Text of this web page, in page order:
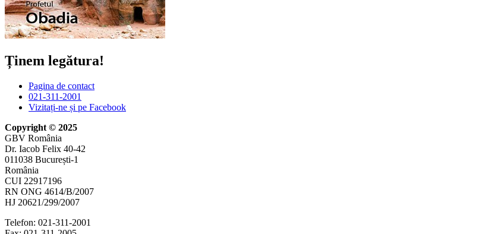
Ținem legătura!
Pagina de contact
021-311-2001
Vizitați-ne și pe Facebook
Copyright © 2025
GBV România
Dr. Iacob Felix 40-42
011038 București-1
România
CUI 22917196
RN ONG 4614/B/2007
HJ 20621/299/2007
Telefon: 021-311-2001